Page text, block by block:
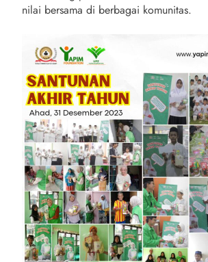
nilai bersama di berbagai komunitas.